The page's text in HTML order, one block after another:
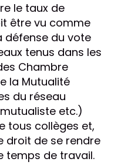
le taux de
être vu comme
défense du vote
tenus dans les
Chambre
la Mutualité
du réseau
etc.)
tous collèges et,
droit de se rendre
temps de travail.